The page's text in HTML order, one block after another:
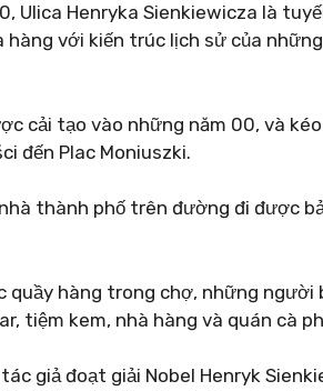
Ulica Henryka Sienkiewicza là
với kiến ​​trúc lịch sử của
cải tạo vào những năm 00, và
đến Plac Moniuszki.
thành phố trên đường đi được
quầy hàng trong chợ, những người
tiệm kem, nhà hàng và quán cà
giả đoạt giải Nobel Henryk